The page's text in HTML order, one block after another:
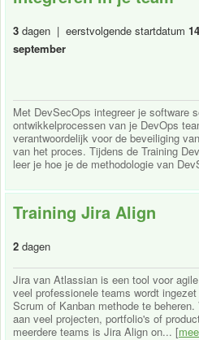
3 dagen | eerstvolgende startdatum 14
september
Met DevSecOps integreer je software
ontwikkelprocessen van je DevOps
verantwoordelijk voor de beveiliging
van het proces. Tijdens de Training
leer je hoe je de methodologie van
Training Jira Align
2 dagen
Jira van Atlassian is een tool voor
veel professionele teams wordt
Scrum of Kanban methode te
aan veel projecten, portfolio's of
meerdere teams is Jira Align on... [